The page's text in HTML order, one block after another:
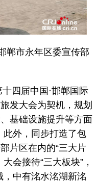
郸市永年区委宣传部
四届中国·邯郸国际
发大会为契机，规划
基础设施提升等方面
此外，同步打造了包
片区在内的“三大片
会接待“三大板块”，
，中有洺水洺湖新洺